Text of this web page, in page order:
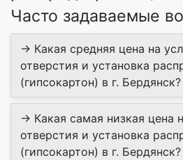
Часто задаваемые
→ Какая средняя цена на
отверстия и установка
(гипсокартон) в г. Бердянск?
→ Какая самая низкая цена
отверстия и установка
(гипсокартон) в г. Бердянск?